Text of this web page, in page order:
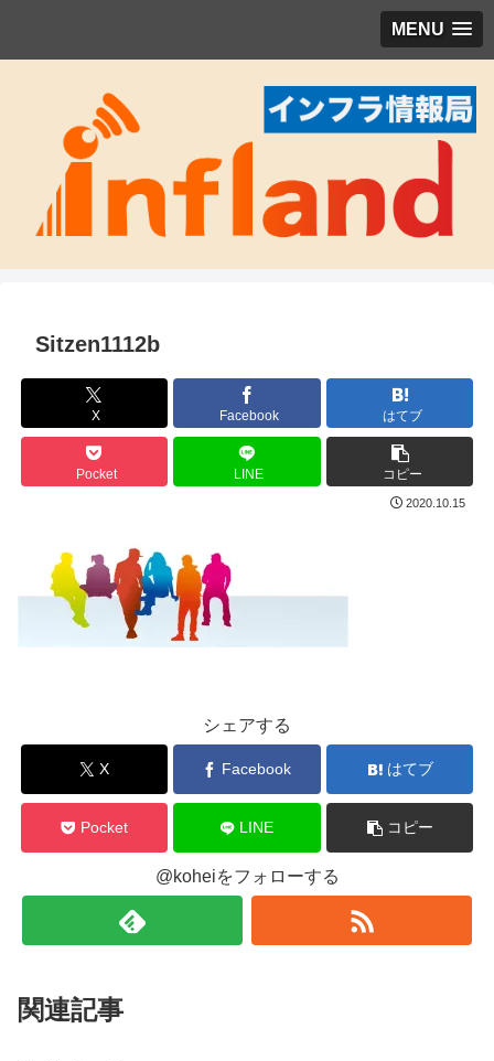
MENU
Sitzen1112b
X Facebook はてブ
Pocket LINE コピー
2020.10.15
シェアする
X Facebook はてブ
Pocket LINE コピー
@koheiをフォローする
関連記事